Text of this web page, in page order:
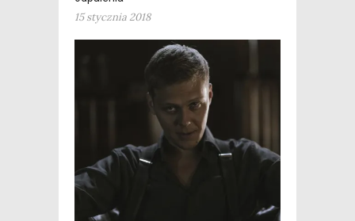
15 stycznia 2018